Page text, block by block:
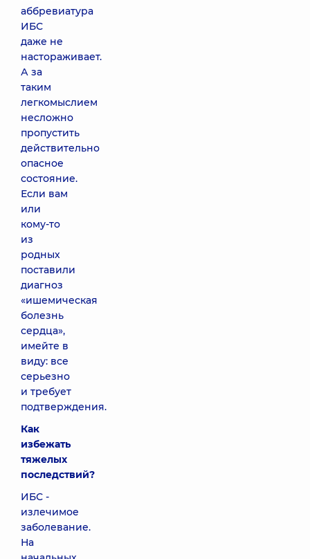
аббревиатура
ИБС
даже не
настораживает.
А за
таким
легкомыслием
несложно
пропустить
действительно
опасное
состояние.
Если вам
или
кому-то
из
родных
поставили
диагноз
«ишемическая
болезнь
сердца»,
имейте в
виду: все
серьезно
и требует
подтверждения.
Как
избежать
тяжелых
последствий?
ИБС -
излечимое
заболевание.
На